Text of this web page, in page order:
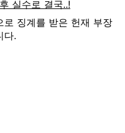
로 징계를 받은 헌재 부장
다.